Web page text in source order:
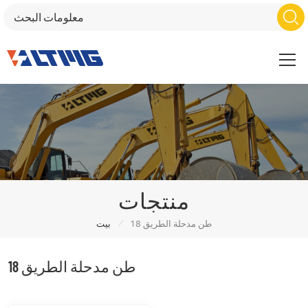
منتجات
بيت / 18 طن مدحلة الطريق
18 طن مدحلة الطريق